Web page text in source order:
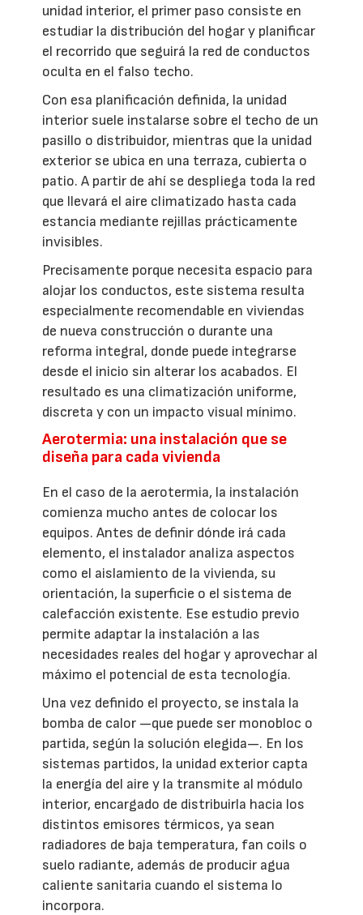
unidad interior, el primer paso consiste en
estudiar la distribución del hogar y planificar
el recorrido que seguirá la red de conductos
oculta en el falso techo.
Con esa planificación definida, la unidad
interior suele instalarse sobre el techo de un
pasillo o distribuidor, mientras que la unidad
exterior se ubica en una terraza, cubierta o
patio. A partir de ahí se despliega toda la red
que llevará el aire climatizado hasta cada
estancia mediante rejillas prácticamente
invisibles.
Precisamente porque necesita espacio para
alojar los conductos, este sistema resulta
especialmente recomendable en viviendas
de nueva construcción o durante una
reforma integral, donde puede integrarse
desde el inicio sin alterar los acabados. El
resultado es una climatización uniforme,
discreta y con un impacto visual mínimo.
Aerotermia: una instalación que se
diseña para cada vivienda
En el caso de la aerotermia, la instalación
comienza mucho antes de colocar los
equipos. Antes de definir dónde irá cada
elemento, el instalador analiza aspectos
como el aislamiento de la vivienda, su
orientación, la superficie o el sistema de
calefacción existente. Ese estudio previo
permite adaptar la instalación a las
necesidades reales del hogar y aprovechar al
máximo el potencial de esta tecnología.
Una vez definido el proyecto, se instala la
bomba de calor —que puede ser monobloc o
partida, según la solución elegida—. En los
sistemas partidos, la unidad exterior capta
la energía del aire y la transmite al módulo
interior, encargado de distribuirla hacia los
distintos emisores térmicos, ya sean
radiadores de baja temperatura, fan coils o
suelo radiante, además de producir agua
caliente sanitaria cuando el sistema lo
incorpora.